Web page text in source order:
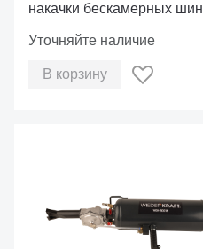
накачки бескамерных
Уточняйте наличие
В корзину